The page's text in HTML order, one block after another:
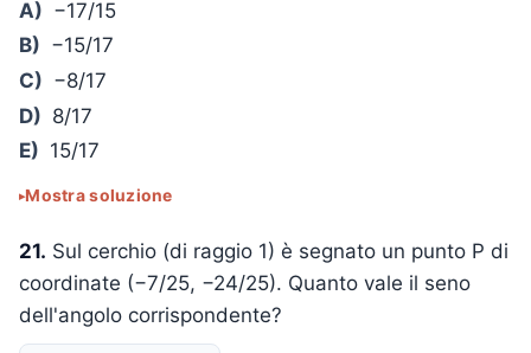
A) −17/15
B) −15/17
C) −8/17
D) 8/17
E) 15/17
Mostra soluzione
21. Sul cerchio (di raggio 1) è segnato un punto P di
coordinate (−7/25, −24/25). Quanto vale il seno
dell'angolo corrispondente?